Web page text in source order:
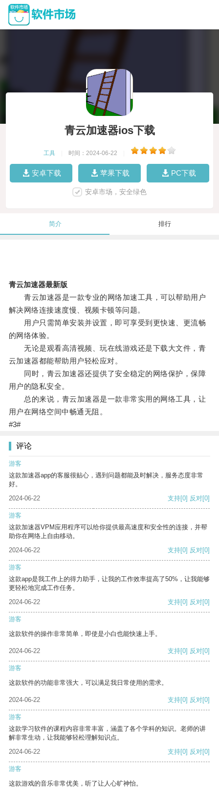
青云加速器ios下载
工具 时间：2024-06-22
安卓下载 苹果下载 PC下载
安卓市场，安全绿色
简介 排行
青云加速器最新版
青云加速器是一款专业的网络加速工具，可以帮助用户
解决网络连接速度慢、视频卡顿等问题。
用户只需简单安装并设置，即可享受到更快速、更流畅
的网络体验。
无论是观看高清视频、玩在线游戏还是下载大文件，青
云加速器都能帮助用户轻松应对。
同时，青云加速器还提供了安全稳定的网络保护，保障
用户的隐私安全。
总的来说，青云加速器是一款非常实用的网络工具，让
用户在网络空间中畅通无阻。
#3#
评论
游客
这款加速器app的客服很贴心，遇到问题都能及时解决，服务态度非常
好。
2024-06-22
支持[0] 反对[0]
游客
这款加速器VPM应用程序可以给你提供最高速度和安全性的连接，并帮
助你在网络上自由移动。
2024-06-22
支持[0] 反对[0]
游客
这款app是我工作上的得力助手，让我的工作效率提高了50%，让我能够
更轻松地完成工作任务。
2024-06-22
支持[0] 反对[0]
游客
这款软件的操作非常简单，即使是小白也能快速上手。
2024-06-22 支持[0] 反对[0]
游客
这款软件的功能非常强大，可以满足我日常使用的需求。
2024-06-22 支持[0] 反对[0]
游客
这款学习软件的课程内容非常丰富，涵盖了各个学科的知识。老师的讲
解非常生动，让我能够轻松理解知识点。
2024-06-22
支持[0] 反对[0]
游客
这款游戏的音乐非常优美，听了让人心旷神怡。